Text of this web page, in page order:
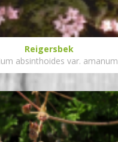
Reigersbek
absinthoides var. amanum